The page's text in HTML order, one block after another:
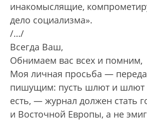
инакомыслящие,
дело социализма».
/…/
Всегда Ваш,
Обнимаем вас всех и помним,
Моя личная просьба —
пишущим: пусть шлют и шлют
есть, — журнал должен стать
и Восточной Европы, а не